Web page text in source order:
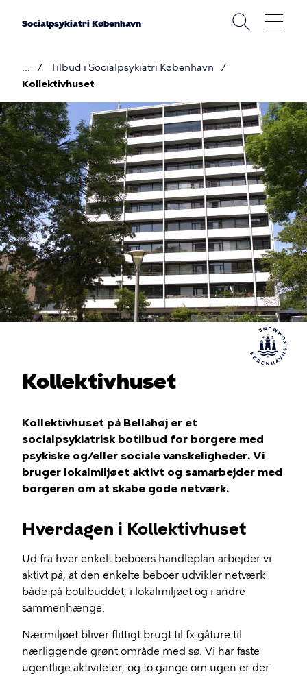
Socialpsykiatri København
Brødkrumme
Tilbud i Socialpsykiatri København
Kollektivhuset
Billede
Kollektivhuset
Kollektivhuset på Bellahøj er et
socialpsykiatrisk botilbud for borgere med
psykiske og/eller sociale vanskeligheder. Vi
bruger lokalmiljøet aktivt og samarbejder med
borgeren om at skabe gode netværk.
Hverdagen i Kollektivhuset
Ud fra hver enkelt beboers handleplan arbejder vi
aktivt på, at den enkelte beboer udvikler netværk
både på botilbuddet, i lokalmiljøet og i andre
sammenhænge.
Nærmiljøet bliver flittigt brugt til fx gåture til
nærliggende grønt område med sø. Vi har faste
ugentlige aktiviteter, og to gange om ugen er der